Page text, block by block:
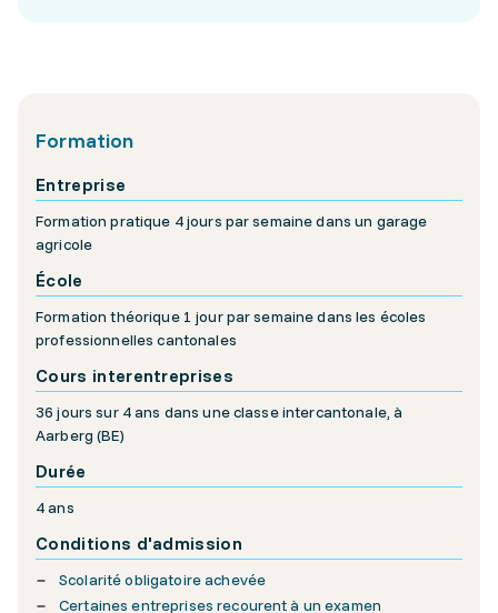
Formation
Entreprise
Formation pratique 4 jours par semaine dans un garage
agricole
École
Formation théorique 1 jour par semaine dans les écoles
professionnelles cantonales
Cours interentreprises
36 jours sur 4 ans dans une classe intercantonale, à
Aarberg (BE)
Durée
4 ans
Conditions d'admission
Scolarité obligatoire achevée
Certaines entreprises recourent à un examen